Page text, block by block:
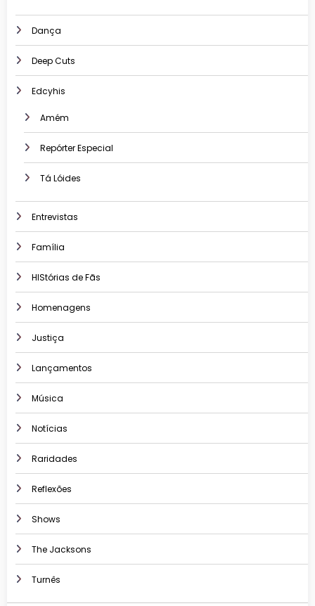
Dança
Deep Cuts
Edcyhis
Amém
Repórter Especial
Tá Lóides
Entrevistas
Família
HIStórias de Fãs
Homenagens
Justiça
Lançamentos
Música
Notícias
Raridades
Reflexões
Shows
The Jacksons
Turnês